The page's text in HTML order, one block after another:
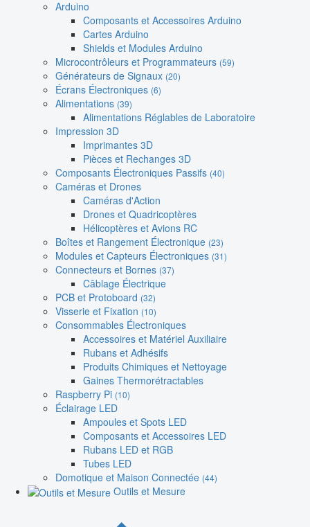
Arduino
Composants et Accessoires Arduino
Cartes Arduino
Shields et Modules Arduino
Microcontrôleurs et Programmateurs (59)
Générateurs de Signaux (20)
Écrans Électroniques (6)
Alimentations (39)
Alimentations Réglables de Laboratoire
Impression 3D
Imprimantes 3D
Pièces et Rechanges 3D
Composants Électroniques Passifs (40)
Caméras et Drones
Caméras d'Action
Drones et Quadricoptères
Hélicoptères et Avions RC
Boîtes et Rangement Électronique (23)
Modules et Capteurs Électroniques (31)
Connecteurs et Bornes (37)
Câblage Électrique
PCB et Protoboard (32)
Visserie et Fixation (10)
Consommables Électroniques
Accessoires et Matériel Auxiliaire
Rubans et Adhésifs
Produits Chimiques et Nettoyage
Gaines Thermorétractables
Raspberry Pi (10)
Éclairage LED
Ampoules et Spots LED
Composants et Accessoires LED
Rubans LED et RGB
Tubes LED
Domotique et Maison Connectée (44)
Outils et Mesure